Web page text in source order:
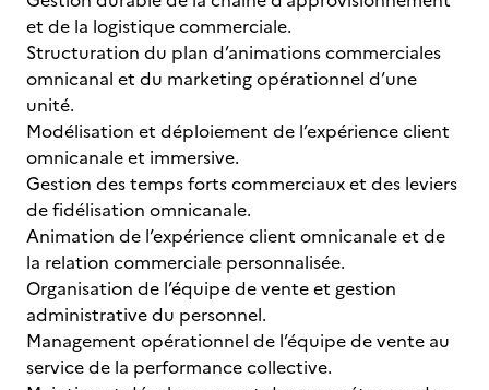
et de la logistique commerciale.
Structuration du plan d’animations commerciales
omnicanal et du marketing opérationnel d’une
unité.
Modélisation et déploiement de l’expérience client
omnicanale et immersive.
Gestion des temps forts commerciaux et des leviers
de fidélisation omnicanale.
Animation de l’expérience client omnicanale et de
la relation commerciale personnalisée.
Organisation de l’équipe de vente et gestion
administrative du personnel.
Management opérationnel de l’équipe de vente au
service de la performance collective.